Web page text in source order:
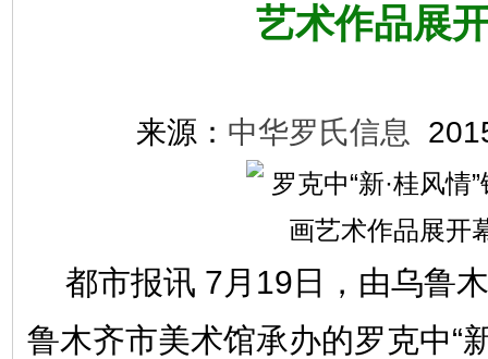
艺术作品展
来源： 中华罗氏信息
都市报讯 7月19日，由乌鲁
鲁木齐市美术馆承办的罗克中“